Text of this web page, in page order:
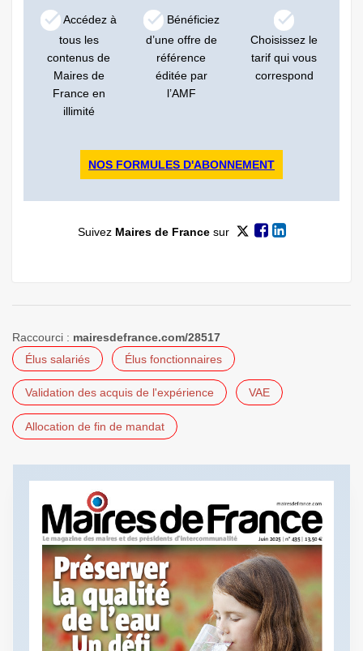
Accédez à
tous les
contenus de
Maires de
France en
illimité
Bénéficiez
d’une offre de
référence
éditée par
l’AMF
Choisissez le
tarif qui vous
correspond
NOS FORMULES D'ABONNEMENT
Suivez Maires de Francesur
Raccourci : mairesdefrance.com/28517
Élus salariés
Élus fonctionnaires
Validation des acquis de l'expérience VAE
Allocation de fin de mandat